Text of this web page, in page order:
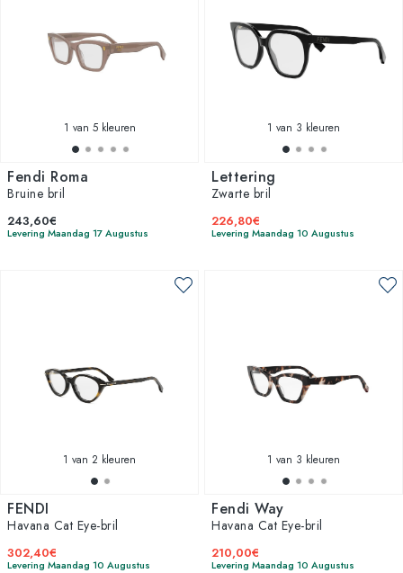
1 van 5 kleuren
Fendi Roma
Bruine bril
243,60€
Levering Maandag 17 Augustus
1 van 3 kleuren
Lettering
Zwarte bril
226,80€
Levering Maandag 10 Augustus
1 van 2 kleuren
FENDI
Havana Cat Eye-bril
302,40€
Levering Maandag 10 Augustus
1 van 3 kleuren
Fendi Way
Havana Cat Eye-bril
210,00€
Levering Maandag 10 Augustus